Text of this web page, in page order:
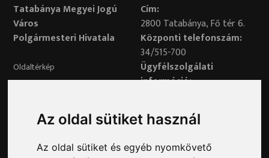
Az oldal sütiket használ
Az oldal sütiket és egyéb nyomkövető
Tatabánya Megyei Jogú
Város
Polgármesteri Hivatala
Oldaltérkép
Adatvédelem
Cím:
2800 Tatabánya, Fő tér 6.
Központi telefonszám:
34/515-700
Ügyfélszolgálati
információ:
Véleményvonal:
34/515-799
Adatvédelmi tisztviselő elérhetősége: